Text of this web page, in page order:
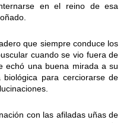
en el reino de esa
que siempre conduce los
cuando se vio fuera de
echó una buena mirada a su
para cerciorarse de
con las afiladas uñas de